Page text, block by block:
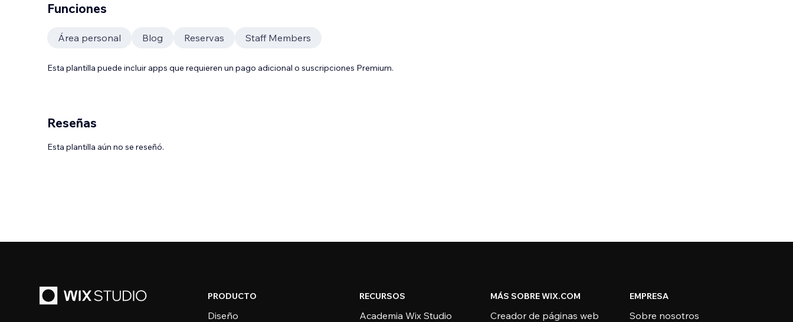
Funciones
Área personal Blog Reservas Staff Members
Esta plantilla puede incluir apps que requieren un pago adicional o suscripciones Premium.
Reseñas
Esta plantilla aún no se reseñó.
PRODUCTO
Diseño
RECURSOS
Academia Wix Studio
MÁS SOBRE WIX.COM
Creador de páginas web
EMPRESA
Sobre nosotros